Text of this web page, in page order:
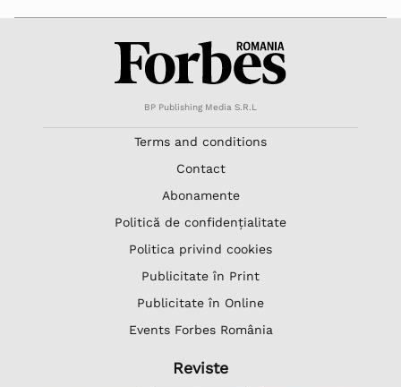
BP Publishing Media S.R.L
Terms and conditions
Contact
Abonamente
Politică de confidențialitate
Politica privind cookies
Publicitate în Print
Publicitate în Online
Events Forbes România
Reviste